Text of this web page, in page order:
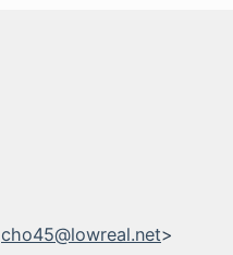
cho45@lowreal.net>